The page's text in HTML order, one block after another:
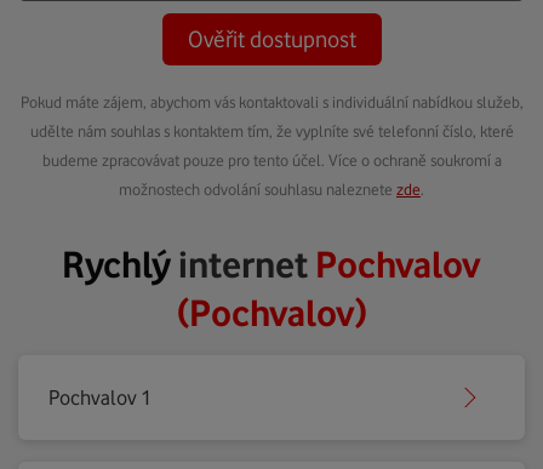
Ověřit dostupnost
Pokud máte zájem, abychom vás kontaktovali s individuální nabídkou služeb,
udělte nám souhlas s kontaktem tím, že vyplníte své telefonní číslo, které
budeme zpracovávat pouze pro tento účel. Více o ochraně soukromí a
možnostech odvolání souhlasu naleznete zde
Rychlýinternet Pochvalov
(Pochvalov)
Pochvalov 1